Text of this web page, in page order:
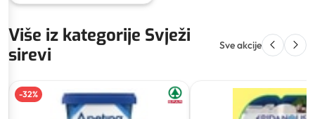
Više iz kategorije Svježi
sirevi
Sve akcije
-32%